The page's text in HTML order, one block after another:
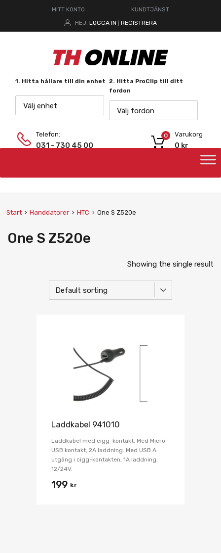
MITT KONTO
KUNDTJÄNST
HEJ. LOGGA IN REGISTRERA
1. Hitta hållare till din enhet
Välj enhet
2. Hitta ProClip till ditt
fordon
Välj fordon
Telefon:
031 - 730 45 00
Varukorg
0 kr
0
Start Handdatorer HTC One S Z520e
One S Z520e
Showing the single result
Laddkabel 941010
Laddkabel med cigg-kontakt. Med Micro-
USB kontakt, 2A laddning. Med USB A
utgång i cigg-kontakten, 1A laddning.
12/24V.
199 kr